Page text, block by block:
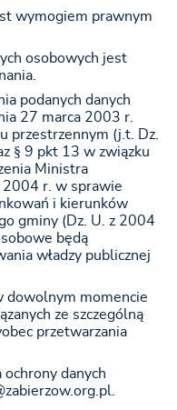
wymogiem prawnym
osobowych jest
podanych danych
27 marca 2003 r.
przestrzennym (j.t. Dz.
§ 9 pkt 13 w związku
Ministra
2004 r. w sprawie
i kierunków
gminy (Dz. U. z 2004
będą
władzy publicznej
dowolnym momencie
ze szczególną
przetwarzania
danych